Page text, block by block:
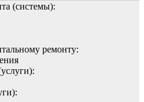
(системы):
ремонту: